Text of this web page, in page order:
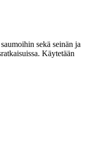
sekä seinän ja
Käytetään